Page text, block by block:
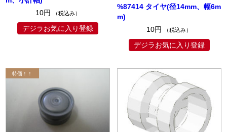
10円
（税込み）
デジラお気に入り登録
%87414 タイヤ(径14mm、幅6m
m)
10円
（税込み）
デジラお気に入り登録